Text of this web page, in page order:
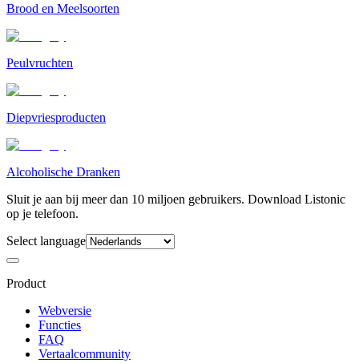
Brood en Meelsoorten
Peulvruchten
Diepvriesproducten
Alcoholische Dranken
Sluit je aan bij meer dan 10 miljoen gebruikers. Download Listonic
op je telefoon.
Select language
Product
Webversie
Functies
FAQ
Vertaalcommunity